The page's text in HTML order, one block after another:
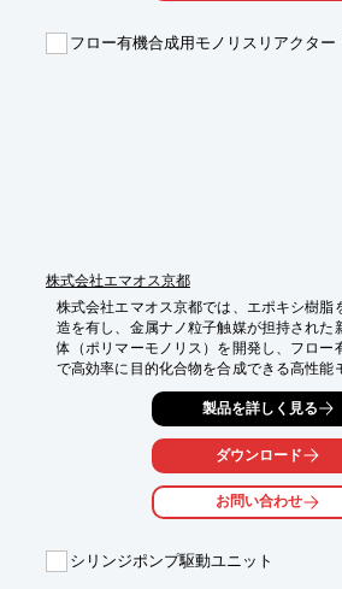
■FTE研究
■得意分野のご紹介
フロー有機合成用モノリスリアクタ
株式会社エマオス京都
株式会社エマオス京都では、エポキシ樹脂
造を有し、金属ナノ粒子触媒が担持された
体（ポリマーモノリス）を開発し、フロー
で高効率に目的化合物を合成できる高性能
このモノリスリアクターを環境調和型合成
システムに適用することで、新規化合物ラ
る、電子機能材料や農薬、医薬品中間体の
いに期待できます。
○化合物の合成時間を最大1/10程度に短縮
○アルカリ性溶液に強い
製品を詳しく見る
ダウンロード
お問い合わせ
シリンジポンプ駆動ユニット